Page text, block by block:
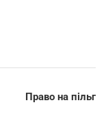
Право на пільгу